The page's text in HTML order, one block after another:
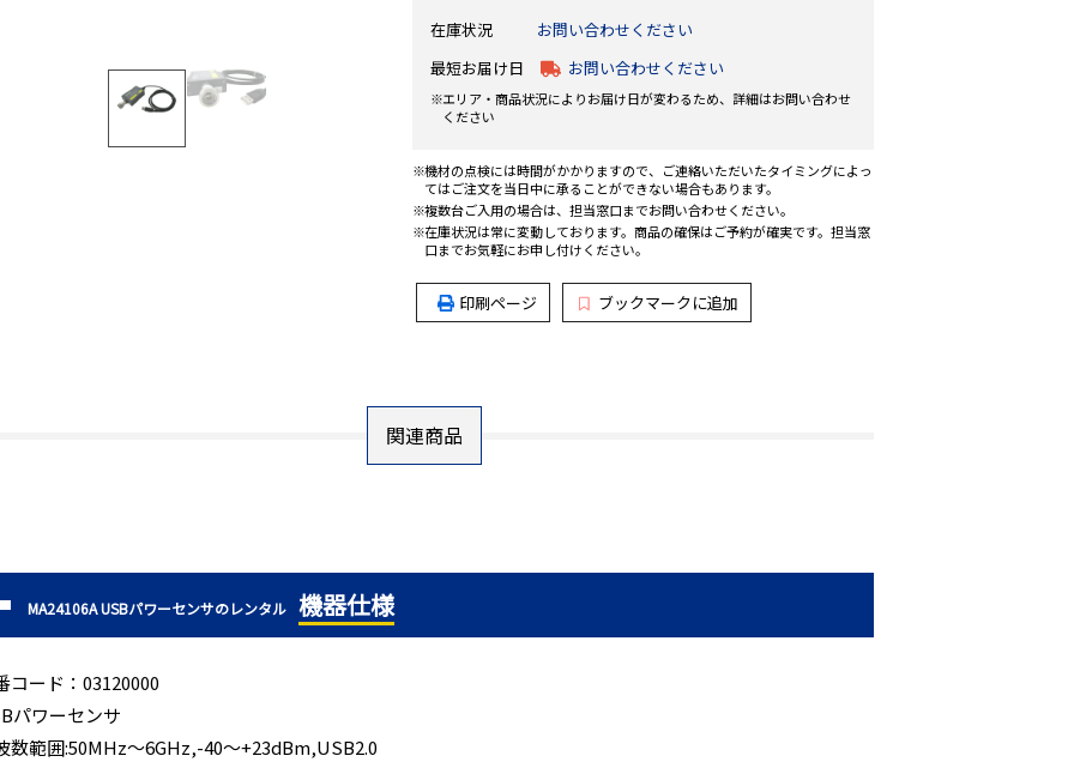
在庫状況
お問い合わせください
最短お届け日
お問い合わせください
エリア・商品状況によりお届け日が変わるため、詳細はお問い合わせ
ください
機材の点検には時間がかかりますので、ご連絡いただいたタイミングによっ
てはご注文を当日中に承ることができない場合もあります。
複数台ご入用の場合は、担当窓口までお問い合わせください。
在庫状況は常に変動しております。商品の確保はご予約が確実です。担当窓
口までお気軽にお申し付けください。
印刷ページ ブックマークに追加
関連商品
MA24106A USBパワーセンサのレンタル 機器仕様
コード：03120000
パワーセンサ
数範囲:50MHz～6GHz,-40～+23dBm,USB2.0